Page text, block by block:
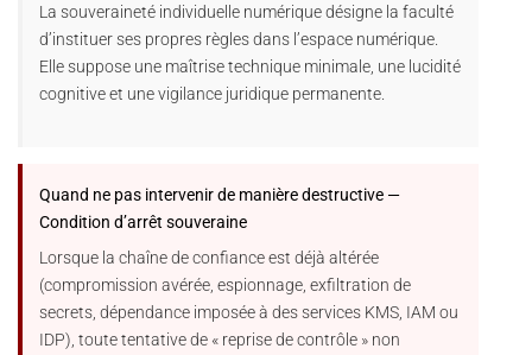
La souveraineté individuelle numérique désigne la faculté
d’instituer ses propres règles dans l’espace numérique.
Elle suppose une maîtrise technique minimale, une lucidité
cognitive et une vigilance juridique permanente.
Quand ne pas intervenir de manière destructive —
Condition d’arrêt souveraine
Lorsque la chaîne de confiance est déjà altérée
(compromission avérée, espionnage, exfiltration de
secrets, dépendance imposée à des services KMS, IAM ou
IDP), toute tentative de « reprise de contrôle » non